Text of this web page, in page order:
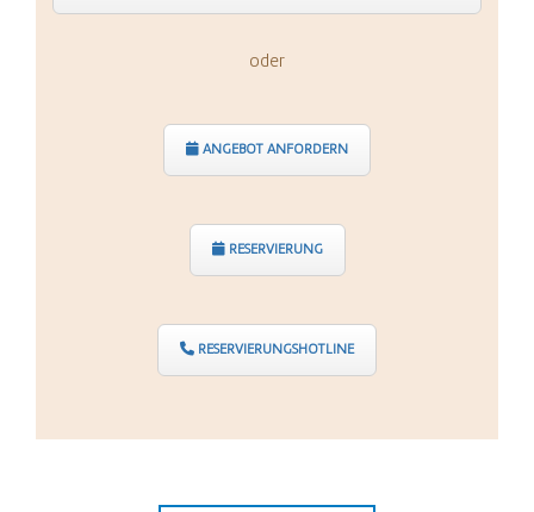
oder
ANGEBOT ANFORDERN
RESERVIERUNG
RESERVIERUNGSHOTLINE